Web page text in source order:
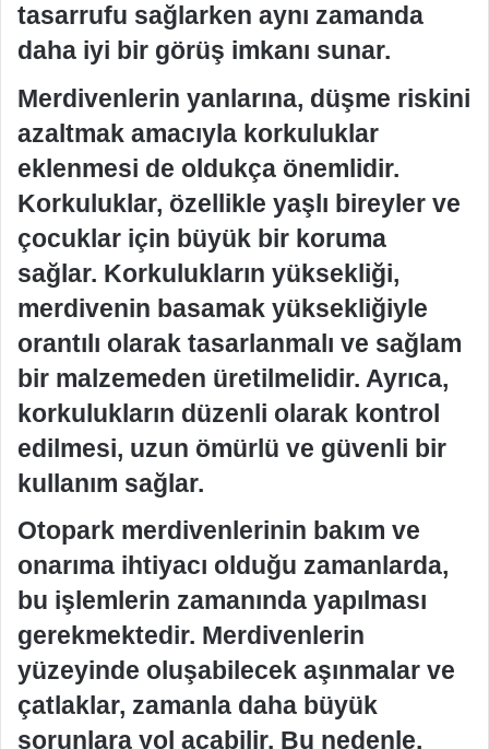
tasarrufu sağlarken aynı zamanda
daha iyi bir görüş imkanı sunar.
Merdivenlerin yanlarına, düşme riskini
azaltmak amacıyla korkuluklar
eklenmesi de oldukça önemlidir.
Korkuluklar, özellikle yaşlı bireyler ve
çocuklar için büyük bir koruma
sağlar. Korkulukların yüksekliği,
merdivenin basamak yüksekliğiyle
orantılı olarak tasarlanmalı ve sağlam
bir malzemeden üretilmelidir. Ayrıca,
korkulukların düzenli olarak kontrol
edilmesi, uzun ömürlü ve güvenli bir
kullanım sağlar.
Otopark merdivenlerinin bakım ve
onarıma ihtiyacı olduğu zamanlarda,
bu işlemlerin zamanında yapılması
gerekmektedir. Merdivenlerin
yüzeyinde oluşabilecek aşınmalar ve
çatlaklar, zamanla daha büyük
sorunlara yol açabilir. Bu nedenle,